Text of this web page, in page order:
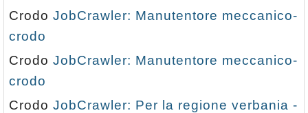
Crodo JobCrawler: Manutentore meccanico-
crodo
Crodo JobCrawler: Manutentore meccanico-
crodo
Crodo JobCrawler: Per la regione verbania -